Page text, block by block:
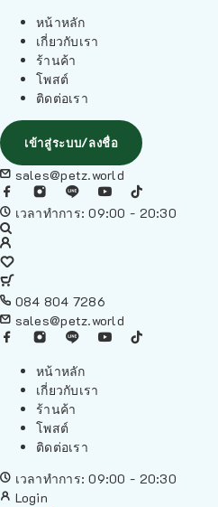
หน้าหลัก
เกี่ยวกับเรา
ร้านค้า
โพสต์
ติดต่อเรา
เข้าสู่ระบบ/ลงชื่อ
sales@petz.world
เวลาทำการ: 09:00 - 20:30
084 804 7286
sales@petz.world
หน้าหลัก
เกี่ยวกับเรา
ร้านค้า
โพสต์
ติดต่อเรา
เวลาทำการ: 09:00 - 20:30
Login